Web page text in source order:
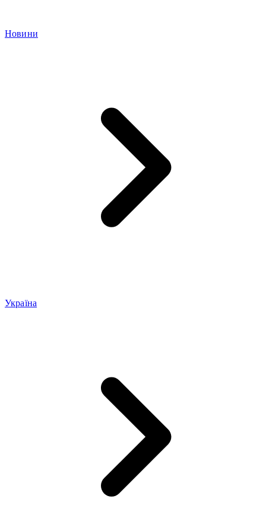
Новини
Україна